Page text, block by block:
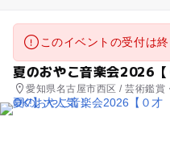
このイベントの受付は終
夏のおやこ音楽会2026
愛知県名古屋市西区 / 芸術鑑賞